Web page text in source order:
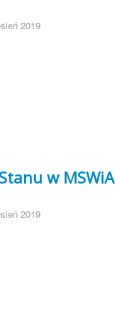
2019
w MSWiA
2019